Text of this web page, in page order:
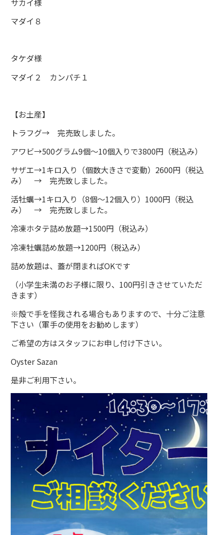
サカイ様
マダイ８
タケダ様
マダイ２ カンパチ１
【お土産】
トラフグ→ 完売致しました。
アワビ→500グラム9個～10個入りで3800円（税込み）
サザエ→1キロ入り（個数大きさで変動）2600円（税込
み） → 完売致しました。
活牡蠣→1キロ入り（8個～12個入り）1000円（税込
み） → 完売致しました。
冷凍ホタテ詰め放題→1500円（税込み）
冷凍牡蠣詰め放題→1200円（税込み）
詰め放題は、蓋が閉まればOKです
（小学生未満のお子様に限り、100円引きさせていただ
きます）
※殻で手を怪我される場合もありますので、十分ご注意
下さい（軍手の使用をお勧めします）
ご希望の方はスタッフにお申し付け下さい。
Oyster Sazan
是非ご利用下さい。